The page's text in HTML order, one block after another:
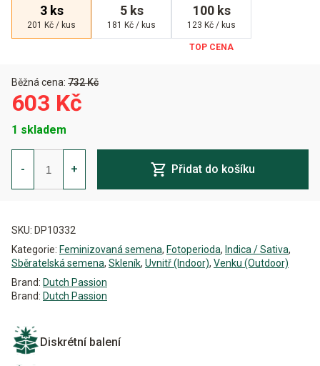
3 ks
201 Kč / kus
5 ks
181 Kč / kus
100 ks
123 Kč / kus
Běžná cena: 732 Kč
603 Kč
1 skladem
-
HiFi
4G
Feminizovaná
množství
+ Přidat do košíku
SKU: DP10332
Kategorie: Feminizovaná semena, Fotoperioda, Indica / Sativa,
Sběratelská semena, Skleník, Uvnitř (Indoor), Venku (Outdoor)
Brand: Dutch Passion
Brand: Dutch Passion
Diskrétní balení